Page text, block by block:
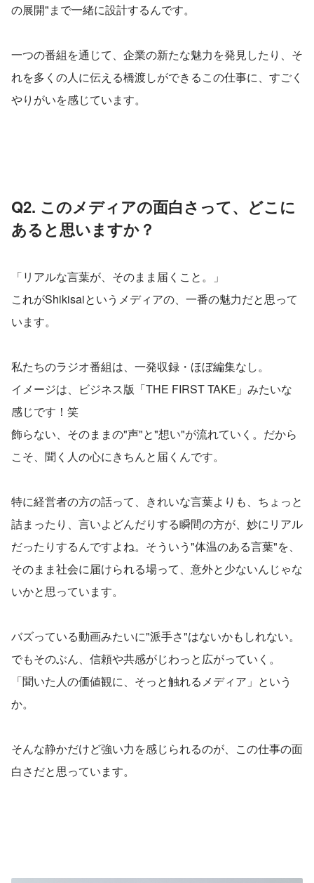
の展開"まで一緒に設計するんです。
一つの番組を通じて、企業の新たな魅力を発見したり、そ
れを多くの人に伝える橋渡しができるこの仕事に、すごく
やりがいを感じています。
Q2. このメディアの面白さって、どこに
あると思いますか？
「リアルな言葉が、そのまま届くこと。」
これがShikisaiというメディアの、一番の魅力だと思って
います。
私たちのラジオ番組は、一発収録・ほぼ編集なし。
イメージは、ビジネス版「THE FIRST TAKE」みたいな
感じです！笑
飾らない、そのままの"声"と"想い"が流れていく。だから
こそ、聞く人の心にきちんと届くんです。
特に経営者の方の話って、きれいな言葉よりも、ちょっと
詰まったり、言いよどんだりする瞬間の方が、妙にリアル
だったりするんですよね。そういう"体温のある言葉"を、
そのまま社会に届けられる場って、意外と少ないんじゃな
いかと思っています。
バズっている動画みたいに"派手さ"はないかもしれない。
でもそのぶん、信頼や共感がじわっと広がっていく。
「聞いた人の価値観に、そっと触れるメディア」という
か。
そんな静かだけど強い力を感じられるのが、この仕事の面
白さだと思っています。